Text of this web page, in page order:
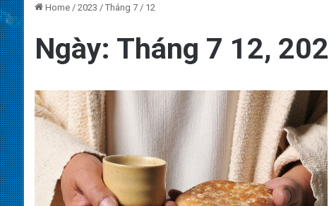
Home / 2023 / Tháng 7 / 12
Ngày: Tháng 7 12,